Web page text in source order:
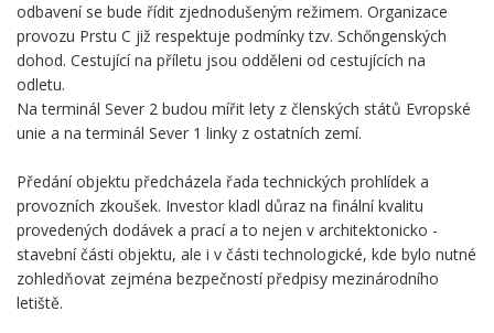
odbavení se bude řídit zjednodušeným režimem. Organizace
provozu Prstu C již respektuje podmínky tzv. Schőngenských
dohod. Cestující na příletu jsou odděleni od cestujících na
odletu.
Na terminál Sever 2 budou mířit lety z členských států Evropské
unie a na terminál Sever 1 linky z ostatních zemí.
Předání objektu předcházela řada technických prohlídek a
provozních zkoušek. Investor kladl důraz na finální kvalitu
provedených dodávek a prací a to nejen v architektonicko -
stavební části objektu, ale i v části technologické, kde bylo nutné
zohledňovat zejména bezpečností předpisy mezinárodního
letiště.